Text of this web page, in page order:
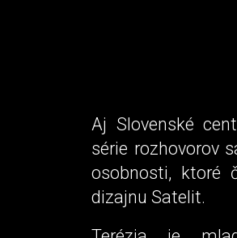
Aj Slovenské
série rozhovorov
osobnosti, ktoré
dizajnu Satelit.